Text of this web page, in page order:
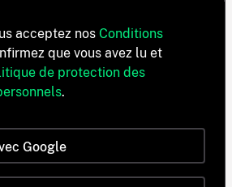
acceptez nos Conditions
que vous avez lu et
de protection des
.
Google